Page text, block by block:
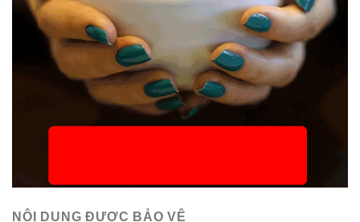
NỘI DUNG ĐƯỢC BẢO VỆ